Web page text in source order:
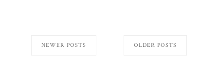
NEWER POSTS OLDER POSTS